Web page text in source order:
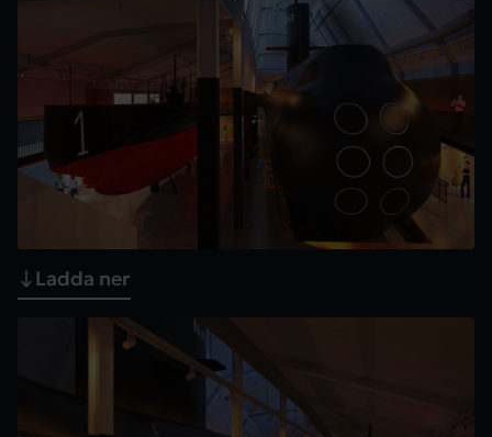
Ladda ner